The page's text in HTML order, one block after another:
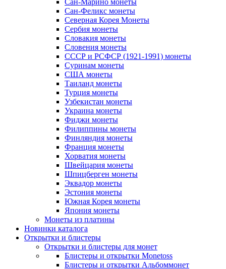
Сан-Марино монеты
Сан-Феликс монеты
Северная Корея Монеты
Сербия монеты
Словакия монеты
Словения монеты
СССР и РСФСР (1921-1991) монеты
Суринам монеты
США монеты
Таиланд монеты
Турция монеты
Узбекистан монеты
Украина монеты
Фиджи монеты
Филиппины монеты
Финляндия монеты
Франция монеты
Хорватия монеты
Швейцария монеты
Шпицберген монеты
Эквадор монеты
Эстония монеты
Южная Корея монеты
Япония монеты
Монеты из платины
Новинки каталога
Открытки и блистеры
Открытки и блистеры для монет
Блистеры и открытки Monetoss
Блистеры и открытки Альбоммонет